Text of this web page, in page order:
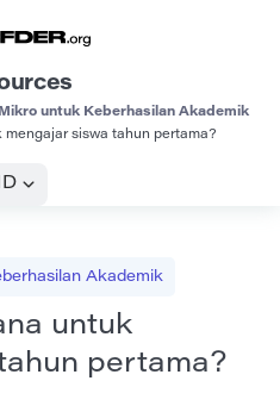
untuk Keberhasilan Akademik
siswa tahun pertama?
Akademik
untuk
pertama?